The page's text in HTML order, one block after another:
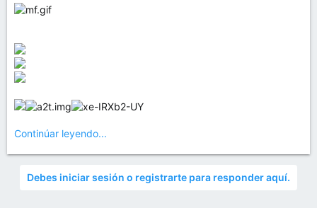
Continúar leyendo...
Debes iniciar sesión o registrarte para responder aquí.